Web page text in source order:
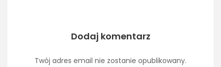
Dodaj komentarz
Twój adres email nie zostanie opublikowany.